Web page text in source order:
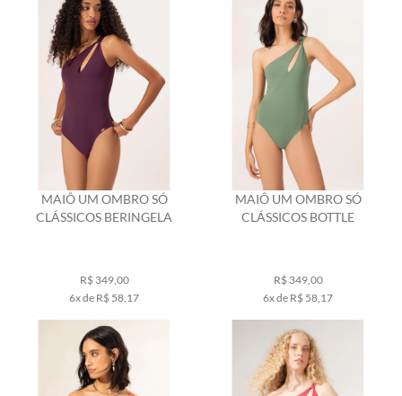
MAIÔ UM OMBRO SÓ
CLÁSSICOS BERINGELA
R$ 349,00
6x de R$ 58,17
MAIÔ UM OMBRO SÓ
CLÁSSICOS BOTTLE
R$ 349,00
6x de R$ 58,17